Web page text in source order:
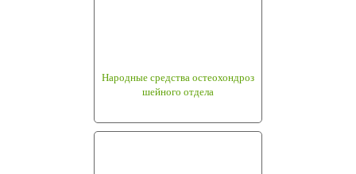
Народные средства остеохондроз
шейного отдела